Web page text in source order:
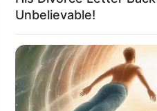
Unbelievable!